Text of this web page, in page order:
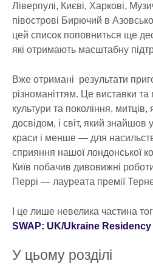
Ліверпулі, Києві, Харкові,
півострові Бирючий в
цей список поповниться ще
які отримають масштабну
Вже отримані результати
різноманіттям. Це виставки
культури та покоління,
досвідом, і світ, який знайшов
краси і менше — для
сприяння нашої лондонської
Київ побачив дивовижні
Перрі — лауреата премії
І це лише невелика частина
SWAP: UK/Ukraine Residency
У цьому розділі